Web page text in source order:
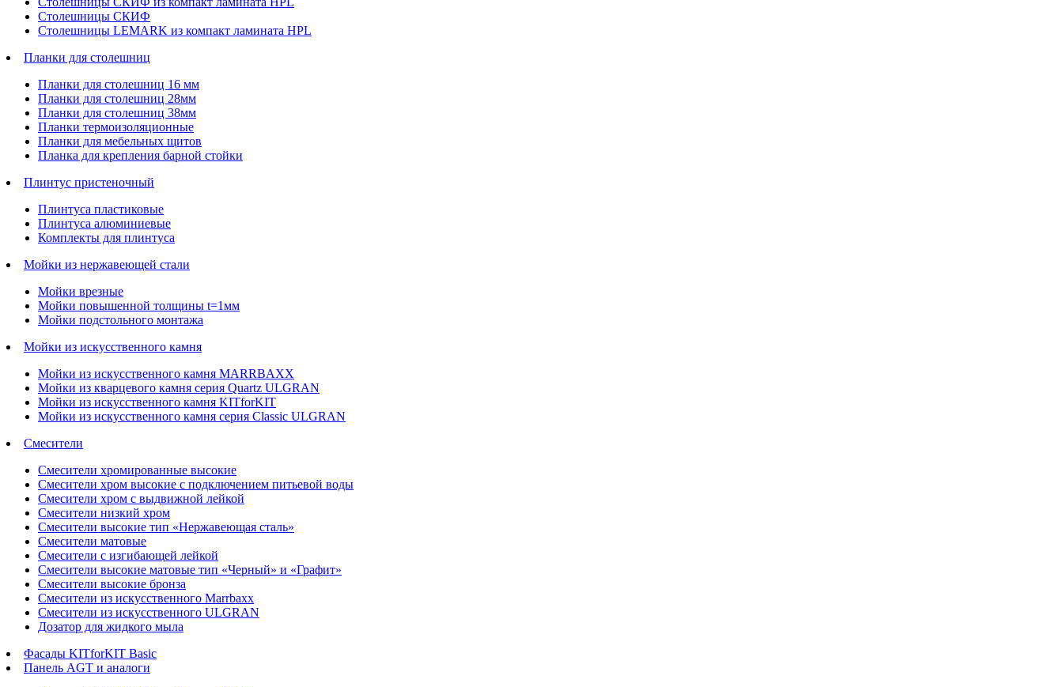
Столешницы СКИФ
Столешницы LEMARK из компакт ламината HPL
Планки для столешниц
Планки для столешниц 16 мм
Планки для столешниц 28мм
Планки для столешниц 38мм
Планки термоизоляционные
Планки для мебельных щитов
Планка для крепления барной стойки
Плинтус пристеночный
Плинтуса пластиковые
Плинтуса алюминиевые
Комплекты для плинтуса
Мойки из нержавеющей стали
Мойки врезные
Мойки повышенной толщины t=1мм
Мойки подстольного монтажа
Мойки из искусственного камня
Мойки из искусственного камня MARRBAXX
Мойки из кварцевого камня серия Quartz ULGRAN
Мойки из искусственного камня KITforKIT
Мойки из искусственного камня серия Classic ULGRAN
Смесители
Смесители хромированные высокие
Смесители хром высокие с подключением питьевой воды
Смесители хром с выдвижной лейкой
Смесители низкий хром
Смесители высокие тип «Нержавеющая сталь»
Смесители матовые
Смесители с изгибающей лейкой
Смесители высокие матовые тип «Черный» и «Графит»
Смесители высокие бронза
Смесители из искусственного Marrbaxx
Смесители из искусственного ULGRAN
Дозатор для жидкого мыла
Фасады KITforKIT Basic
Панель AGT и аналоги